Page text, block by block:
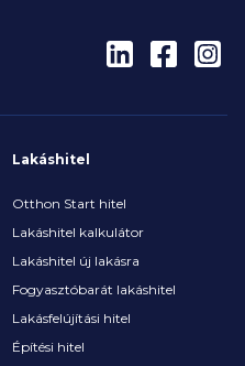
Lakáshitel
Otthon Start hitel
Lakáshitel kalkulátor
Lakáshitel új lakásra
Fogyasztóbarát lakáshitel
Lakásfelújítási hitel
Építési hitel